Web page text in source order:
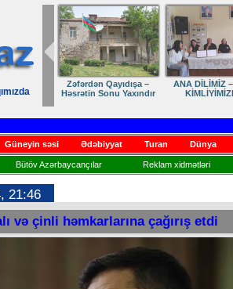
Zəfərdən Qayıdışa –
Həsrətin Sonu Yaxındır
ANA DİLİMİZ
Güneyin səsi Ədəbiyyat Turan Dünya
Bütöv Azərbaycançılar Reklam xidmətləri
21:46
və çinli həmkarlarına çağırış etdi